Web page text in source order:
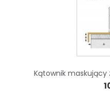
Kątownik maskujący